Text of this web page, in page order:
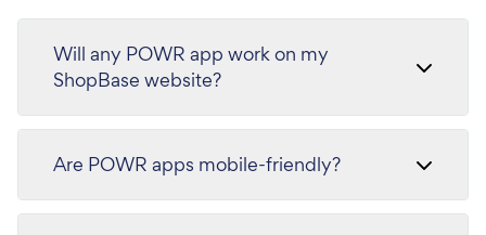
Will any POWR app work on my
ShopBase website?
Are POWR apps mobile-friendly?